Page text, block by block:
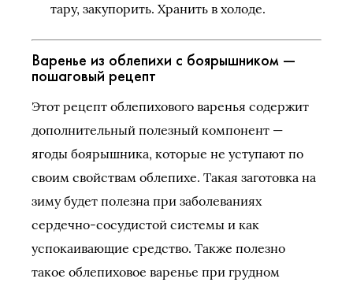
тару, закупорить. Хранить в холоде.
Варенье из облепихи с боярышником —
пошаговый рецепт
Этот рецепт облепихового варенья содержит
дополнительный полезный компонент —
ягоды боярышника, которые не уступают по
своим свойствам облепихе. Такая заготовка на
зиму будет полезна при заболеваниях
сердечно-сосудистой системы и как
успокаивающие средство. Также полезно
такое облепиховое варенье при грудном